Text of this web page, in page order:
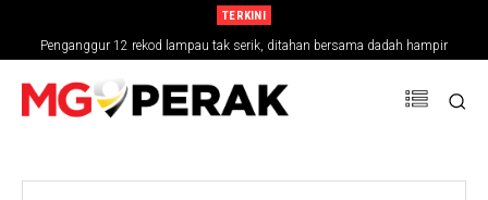
TERKINI
Penganggur 12 rekod lampau tak serik, ditahan bersama dadah hampir
RM30,000